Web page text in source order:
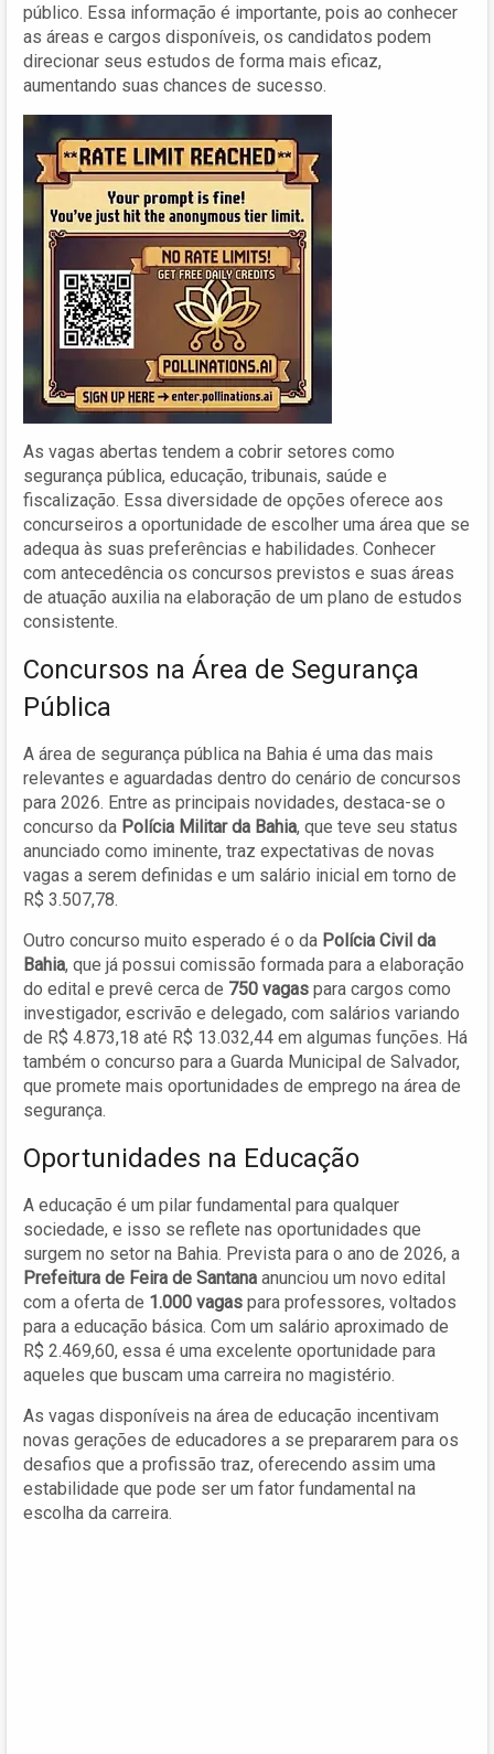
público. Essa informação é importante, pois ao conhecer
as áreas e cargos disponíveis, os candidatos podem
direcionar seus estudos de forma mais eficaz,
aumentando suas chances de sucesso.
As vagas abertas tendem a cobrir setores como
segurança pública, educação, tribunais, saúde e
fiscalização. Essa diversidade de opções oferece aos
concurseiros a oportunidade de escolher uma área que se
adequa às suas preferências e habilidades. Conhecer
com antecedência os concursos previstos e suas áreas
de atuação auxilia na elaboração de um plano de estudos
consistente.
Concursos na Área de Segurança
Pública
A área de segurança pública na Bahia é uma das mais
relevantes e aguardadas dentro do cenário de concursos
para 2026. Entre as principais novidades, destaca-se o
concurso da Polícia Militar da Bahia, que teve seu status
anunciado como iminente, traz expectativas de novas
vagas a serem definidas e um salário inicial em torno de
R$ 3.507,78.
Outro concurso muito esperado é o da Polícia Civil da
Bahia, que já possui comissão formada para a elaboração
do edital e prevê cerca de 750 vagas para cargos como
investigador, escrivão e delegado, com salários variando
de R$ 4.873,18 até R$ 13.032,44 em algumas funções. Há
também o concurso para a Guarda Municipal de Salvador,
que promete mais oportunidades de emprego na área de
segurança.
Oportunidades na Educação
A educação é um pilar fundamental para qualquer
sociedade, e isso se reflete nas oportunidades que
surgem no setor na Bahia. Prevista para o ano de 2026, a
Prefeitura de Feira de Santana anunciou um novo edital
com a oferta de 1.000 vagas para professores, voltados
para a educação básica. Com um salário aproximado de
R$ 2.469,60, essa é uma excelente oportunidade para
aqueles que buscam uma carreira no magistério.
As vagas disponíveis na área de educação incentivam
novas gerações de educadores a se prepararem para os
desafios que a profissão traz, oferecendo assim uma
estabilidade que pode ser um fator fundamental na
escolha da carreira.